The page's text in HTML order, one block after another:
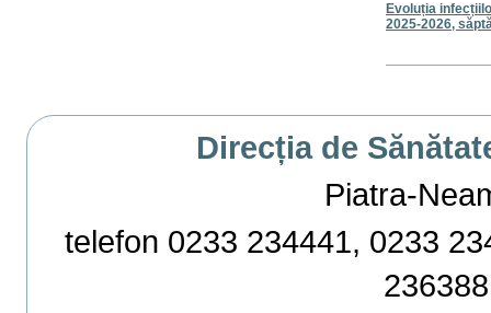
Evoluția
2025-2026,
Direcția de
Piatra-
telefon 0233 234441, 0233